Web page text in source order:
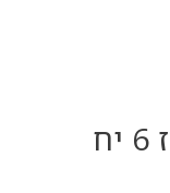
S011 כדור גדול – מארז 6 יח